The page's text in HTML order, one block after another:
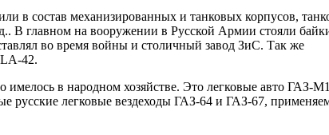
в состав механизированных и танковых корпусов,
В главном на вооружении в Русской Армии стояли
во время войны и столичный завод ЗиС. Так же
42.
имелось в народном хозяйстве. Это легковые авто
русские легковые вездеходы ГАЗ-64 и ГАЗ-67,